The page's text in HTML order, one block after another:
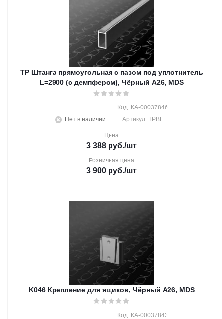
TP Штанга прямоугольная с пазом под уплотнитель
L=2900 (с демпфером), Чёрный А26, MDS
Нет в наличии
Код: КА-00037846
Артикул: TPBL
Цена
3 388 руб./шт
Розничная цена
3 900 руб./шт
K046 Крепление для ящиков, Чёрный A26, MDS
Код: КА-00037843